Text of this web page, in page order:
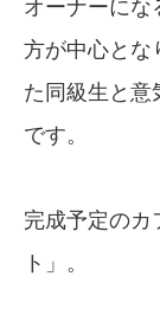
オーナーにな
方が中心とな
た同級生と意
です。
完成予定のカ
ト」。